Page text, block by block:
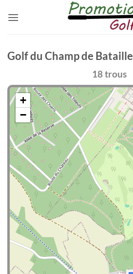
Golf du Champ de Bataille
18 trous
+
−